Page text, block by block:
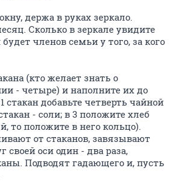
держа в руках зеркало.
Сколько в зеркале увидите
членов семьи у того, за кого
(кто желает знать о
- четыре) и наполните их до
стакан добавьте четверть чайной
- соли; в 3 положите хлеб
то положите в него кольцо).
от стаканов, завязывают
своей оси один - два раза,
Подводят гадающего и, пусть